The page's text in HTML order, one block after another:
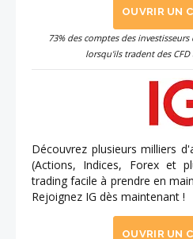
OUVRIR UN
73% des comptes des
lorsqu'ils tradent des CFD
Découvrez plusieurs milliers
(Actions, Indices, Forex et
trading facile à prendre en
Rejoignez IG dès maintenant !
OUVRIR UN